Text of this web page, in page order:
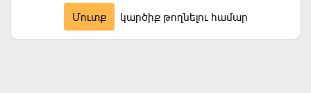
Մուտք կարծիք թողնելու համար